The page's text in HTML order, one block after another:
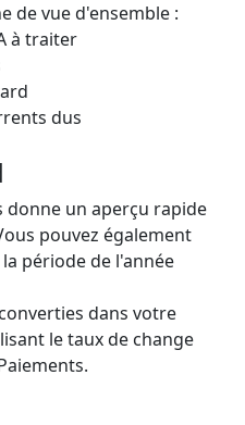
de vue d'ensemble :
à traiter
dus
donne un aperçu rapide
pouvez également
période de l'année
dans votre
le taux de change